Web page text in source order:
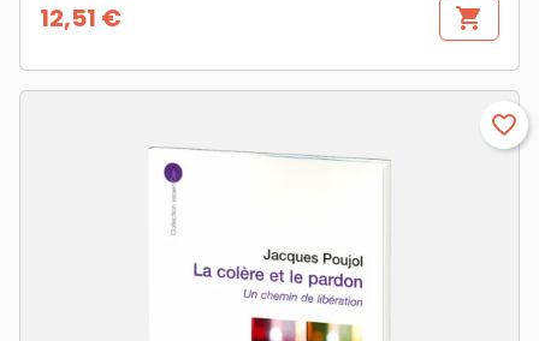
Preis
12,51 € shopping_cart
favorite_border